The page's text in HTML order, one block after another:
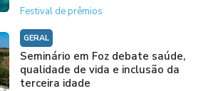
Festival de prêmios
GERAL
Seminário em Foz debate saúde,
qualidade de vida e inclusão da
terceira idade